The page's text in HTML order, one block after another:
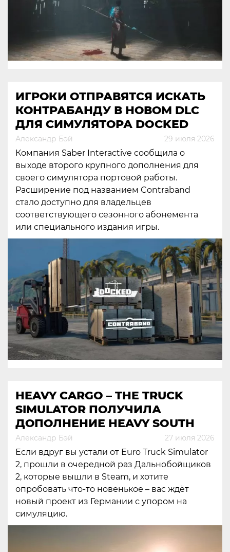
ИГРОКИ ОТПРАВЯТСЯ ИСКАТЬ
КОНТРАБАНДУ В НОВОМ DLC
ДЛЯ СИМУЛЯТОРА DOCKED
Александр Бэй 29 июля 2026
Компания Saber Interactive сообщила о
выходе второго крупного дополнения для
своего симулятора портовой работы.
Расширение под названием Contraband
стало доступно для владельцев
соответствующего сезонного абонемента
или специального издания игры.
HEAVY CARGO – THE TRUCK
SIMULATOR ПОЛУЧИЛА
ДОПОЛНЕНИЕ HEAVY SOUTH
Александр Бэй 27 июля 2026
Если вдруг вы устали от Euro Truck Simulator
2, прошли в очередной раз Дальнобойщиков
2, которые вышли в Steam, и хотите
опробовать что-то новенькое – вас ждёт
новый проект из Германии с упором на
симуляцию.